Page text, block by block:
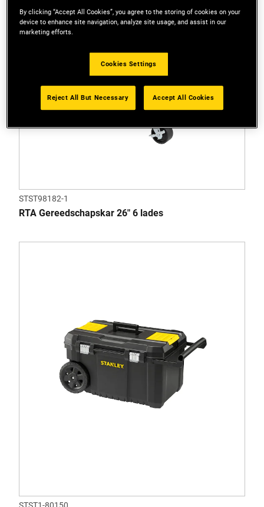
STST98182-1
RTA Gereedschapskar 26" 6 lades
By clicking “Accept All Cookies”, you agree to the storing of cookies on your
device to enhance site navigation, analyze site usage, and assist in our
marketing efforts.
Cookies Settings
Reject All But Necessary Accept All Cookies